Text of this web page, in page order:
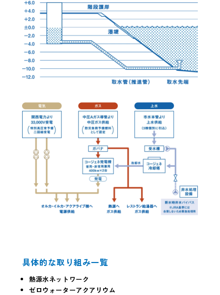
具体的な取り組み一覧
熱源水ネットワーク
ゼロウォーターアクアリウム